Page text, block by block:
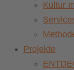
Kultur
Projekte